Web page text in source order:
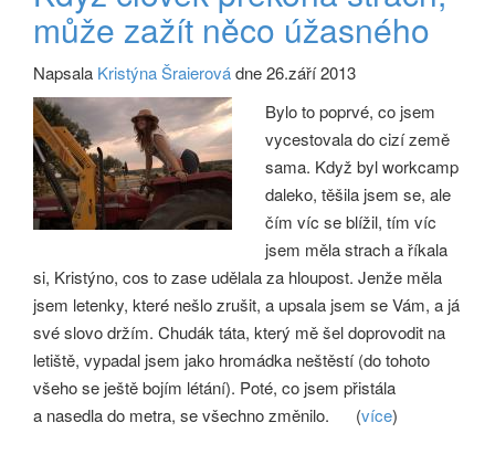
může zažít něco úžasného
Napsala Kristýna Šraierovádne 26.září 2013
Bylo to poprvé, co jsem
vycestovala do cizí země
sama. Když byl workcamp
daleko, těšila jsem se, ale
čím víc se blížil, tím víc
jsem měla strach a říkala
si, Kristýno, cos to zase udělala za hloupost. Jenže měla
jsem letenky, které nešlo zrušit, a upsala jsem se Vám, a já
své slovo držím. Chudák táta, který mě šel doprovodit na
letiště, vypadal jsem jako hromádka neštěstí (do tohoto
všeho se ještě bojím létání). Poté, co jsem přistála
a nasedla do metra, se všechno změnilo.
(více)